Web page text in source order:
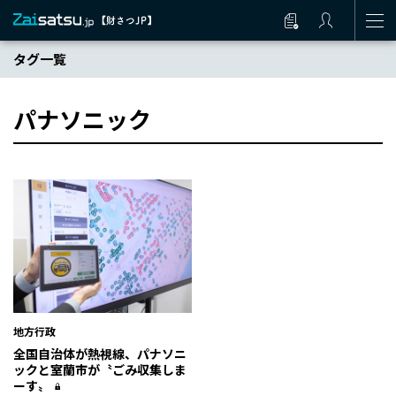
タグ一覧
パナソニック
地方行政
全国自治体が熱視線、パナソニ
ックと室蘭市が〝ごみ収集しま
ーす〟